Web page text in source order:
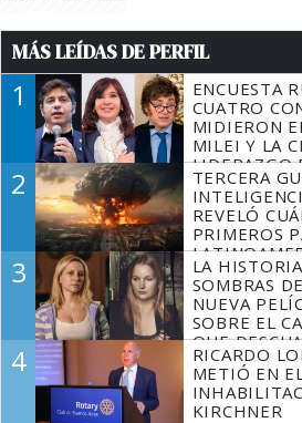
MÁS LEÍDAS DE PERFIL
1
ENCUESTA
CUATRO
MIDIERON
MILEI Y LA
LIDERAZGO
2
TERCERA
REVELÓ
PRIMEROS
3
LA
SOMBRAS
NUEVA
SOBRE EL
QUE
MARIDO
4
RICARDO
METIÓ EN
KIRCHNER